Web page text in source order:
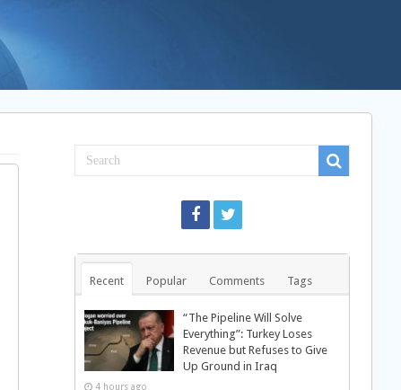
Recent Popular Comments Tags
“The Pipeline Will Solve
Everything”: Turkey Loses
Revenue but Refuses to Give
Up Ground in Iraq
4 hours ago